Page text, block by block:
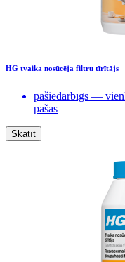
HG tvaika nosūcēja filtru tīrītājs
pašiedarbīgs —
pašas
Skatīt